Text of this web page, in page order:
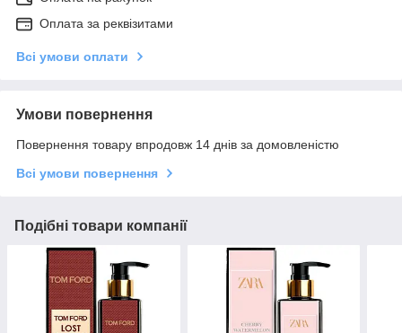
Оплата за реквізитами
Всі умови оплати
Умови повернення
Повернення товару впродовж 14 днів за домовленістю
Всі умови повернення
Подібні товари компанії